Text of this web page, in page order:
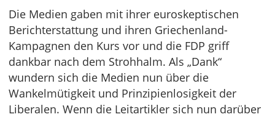
Die Medien gaben mit ihrer euroskeptischen
Berichterstattung und ihren Griechenland-
Kampagnen den Kurs vor und die FDP griff
dankbar nach dem Strohhalm. Als „Dank“
wundern sich die Medien nun über die
Wankelmütigkeit und Prinzipienlosigkeit der
Liberalen. Wenn die Leitartikler sich nun darüber